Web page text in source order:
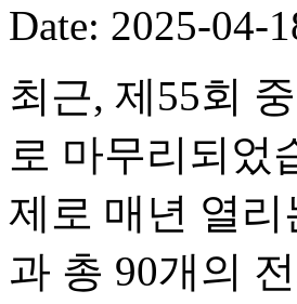
Date: 2025-04-
최근, 제55회
로 마무리되었
제로 매년 열
과 총 90개의